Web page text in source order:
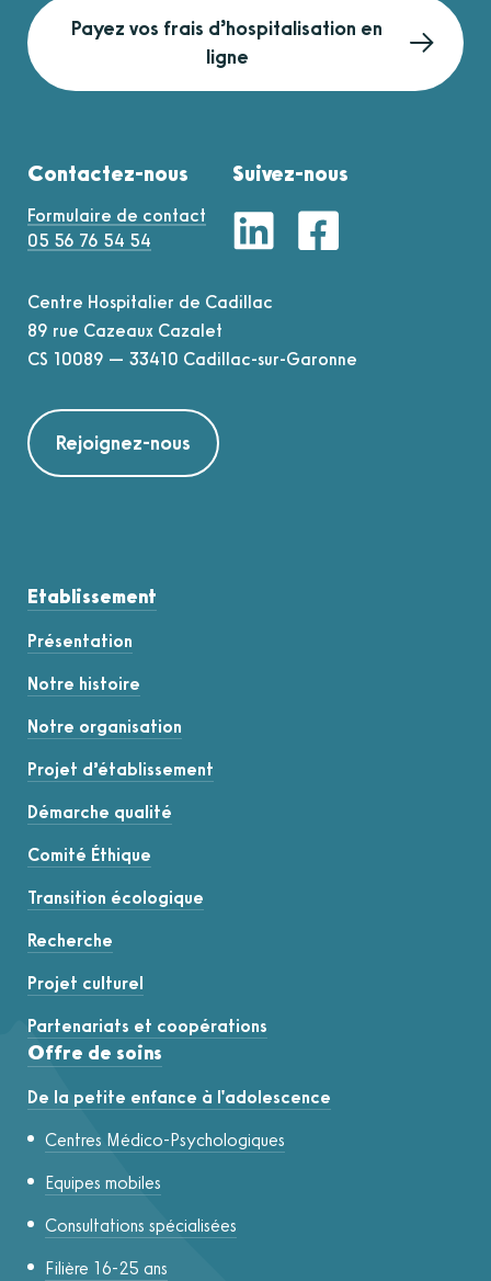
Contact :
60 25 59 66
CH-3-102 EQ4P janvier 2026
Payez vos frais d’hospitalisation en
ligne
Contactez-nous
Formulaire de contact
05 56 76 54 54
Suivez-nous
Centre Hospitalier de Cadillac
89 rue Cazeaux Cazalet
CS 10089 — 33410 Cadillac-sur-Garonne
Rejoignez-nous
Etablissement
Présentation
Notre histoire
Notre organisation
Projet d’établissement
Démarche qualité
Comité Éthique
Transition écologique
Recherche
Projet culturel
Partenariats et coopérations
Offre de soins
De la petite enfance à l'adolescence
Centres Médico-Psychologiques
Equipes mobiles
Consultations spécialisées
Filière 16-25 ans